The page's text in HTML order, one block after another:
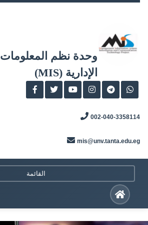
وحدة نظم المعلومات
الإدارية (MIS)
002-040-3358114
mis@unv.tanta.edu.eg
القائمة